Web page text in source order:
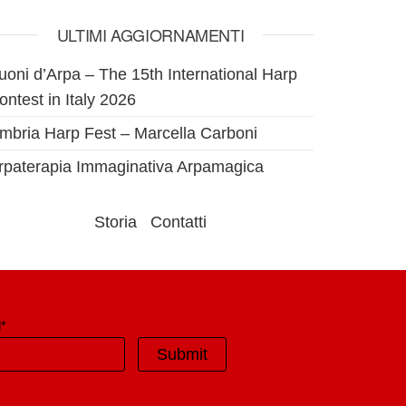
ULTIMI AGGIORNAMENTI
d’Arpa – The 15th International Harp
in Italy 2026
Harp Fest – Marcella Carboni
Immaginativa Arpamagica
Storia Contatti